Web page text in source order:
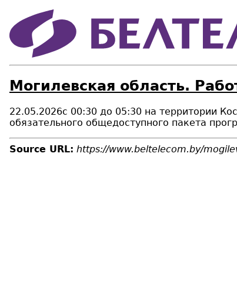
Могилевская область.
22.05.2026с 00:30 до 05:30 на территории
обязательного общедоступного пакета
Source URL: https://www.beltelecom.by/